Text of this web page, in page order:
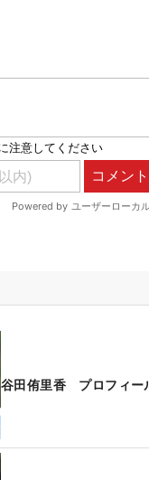
谷田侑里香 プロフィー